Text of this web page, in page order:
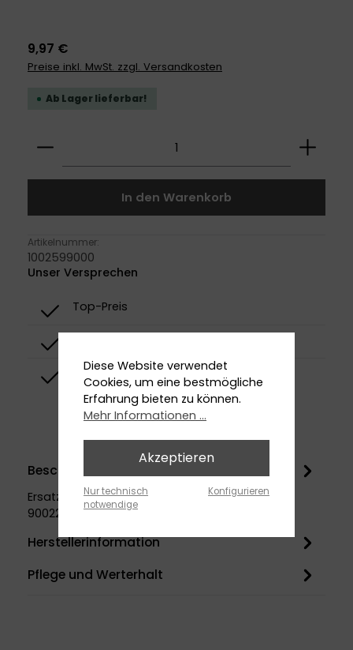
9,97 €
Preise inkl. MwSt. zzgl. Versandkosten
Ab Lager lieferbar!
Produkt Anzahl: Gib den gewünschten
In den Warenkorb
Artikelnummer:
1002599000
Unser Versprechen
Top-Preis
Top-Design
Beschreibung
Ersatzteil für Artikelnummer 3902200010 |
9002215010 | 9104504010
Herstellerinformation
Pflege und Werterhalt
Diese Website verwendet
Cookies, um eine bestmögliche
Erfahrung bieten zu können.
Mehr Informationen ...
Akzeptieren
Nur technisch
notwendige
Konfigurieren